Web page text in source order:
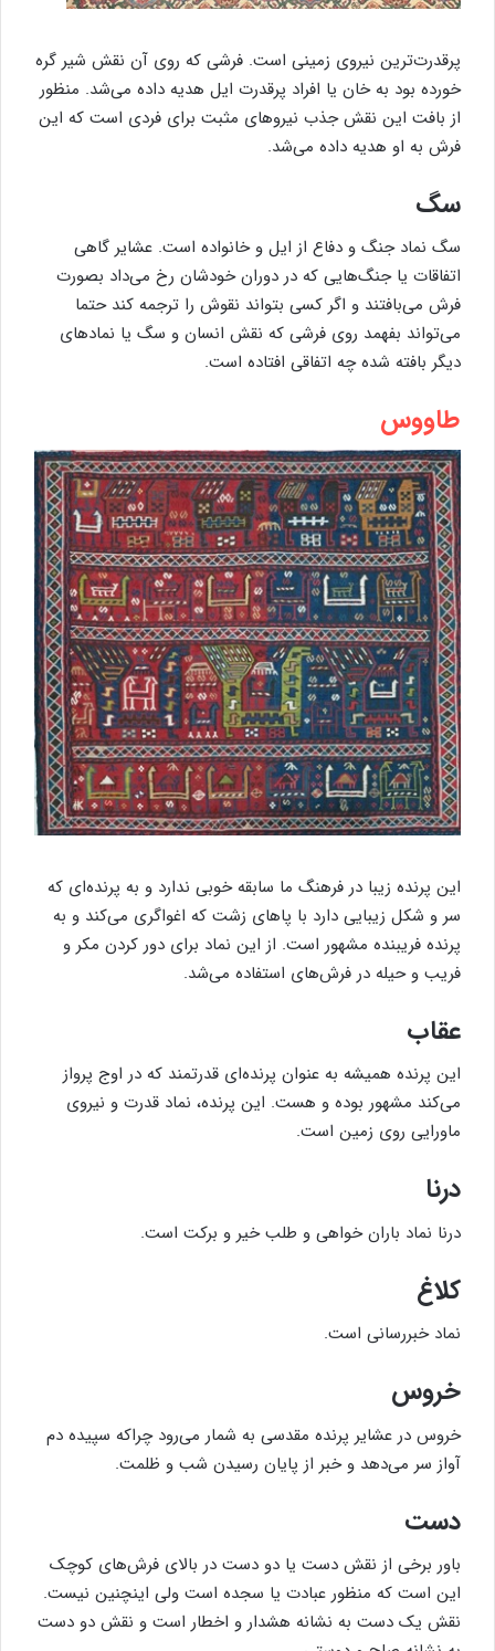
پرقدرت‌ترین نیروی زمینی است. فرشی که روی آن نقش شیر گره
خورده بود به خان یا افراد پرقدرت ایل هدیه داده می‌شد. منظور
از بافت این نقش جذب نیروهای مثبت برای فردی است که این
فرش به او هدیه داده می‌شد.
سگ
سگ نماد جنگ و دفاع از ایل و خانواده است. عشایر گاهی
اتفاقات یا جنگ‌هایی که در دوران خودشان رخ می‌داد بصورت
فرش می‌بافتند و اگر کسی بتواند نقوش را ترجمه کند حتما
می‌تواند بفهمد روی فرشی که نقش انسان و سگ یا نمادهای
دیگر بافته شده چه اتفاقی افتاده است.
طاووس
این پرنده زیبا در فرهنگ ما سابقه خوبی ندارد و به پرنده‌ای که
سر و شکل زیبایی دارد با پاهای زشت که اغواگری می‌کند و به
پرنده فریبنده مشهور است. از این نماد برای دور کردن مکر و
فریب و حیله در فرش‌های استفاده می‌شد.
عقاب
این پرنده همیشه به عنوان پرنده‌ای قدرتمند که در اوج پرواز
می‌کند مشهور بوده و هست. این پرنده، نماد قدرت و نیروی
ماورایی روی زمین است.
درنا
درنا نماد باران خواهی و طلب خیر و برکت است.
کلاغ
نماد خبررسانی است.
خروس
خروس در عشایر پرنده مقدسی به شمار می‌رود چراکه سپیده دم
آواز سر می‌دهد و خبر از پایان رسیدن شب و ظلمت.
دست
باور برخی از نقش دست یا دو دست در بالای فرش‌های کوچک
این است که منظور عبادت یا سجده است ولی اینچنین نیست.
نقش یک دست به نشانه هشدار و اخطار است و نقش دو دست